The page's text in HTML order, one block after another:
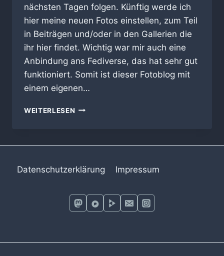
nächsten Tagen folgen. Künftig werde ich
hier meine neuen Fotos einstellen, zum Teil
in Beiträgen und/oder in den Gallerien die
ihr hier findet. Wichtig war mir auch eine
Anbindung ans Fediverse, das hat sehr gut
funktioniert. Somit ist dieser Fotoblog mit
einem eigenen…
WEITERLESEN AUF
Datenschutzerklärung Impressum